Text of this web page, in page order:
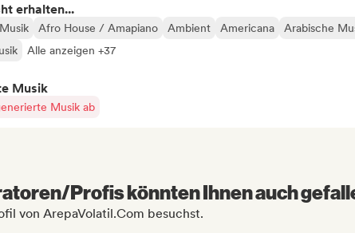
erhalten...
Afro House / Amapiano Ambient Americana
Arabische
Alle anzeigen +37
Musik
Musik ab
Profis könnten Ihnen auch
von ArepaVolatil.Com besuchst.